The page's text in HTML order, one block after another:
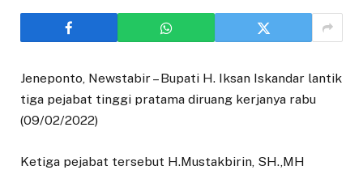
Jeneponto, Newstabir – Bupati H. Iksan Iskandar lantik
tiga pejabat tinggi pratama diruang kerjanya rabu
(09/02/2022)
Ketiga pejabat tersebut H.Mustakbirin, SH.,MH